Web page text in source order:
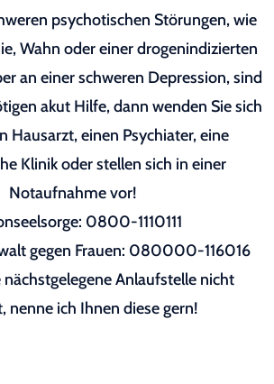
psychotischen Störungen, wie
Wahn oder einer drogenindizierten
an einer schweren Depression, sind
akut Hilfe, dann wenden Sie sich
Hausarzt, einen Psychiater, eine
Klinik oder stellen sich in einer
Notaufnahme vor!
0800-1110111
gegen Frauen: 080000-116016
Anlaufstelle nicht
nenne ich Ihnen diese gern!